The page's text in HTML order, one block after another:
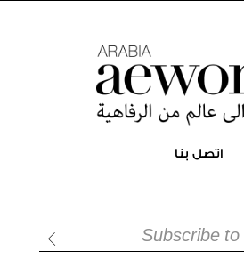
اتصل بنا